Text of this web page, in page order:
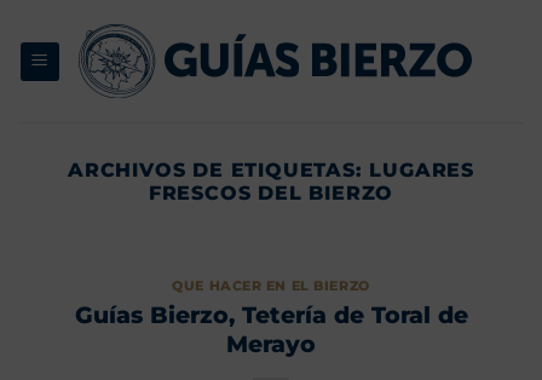
contenido
ARCHIVOS DE ETIQUETAS: LUGARES
FRESCOS DEL BIERZO
QUE HACER EN EL BIERZO
Guías Bierzo, Tetería de Toral de
Merayo